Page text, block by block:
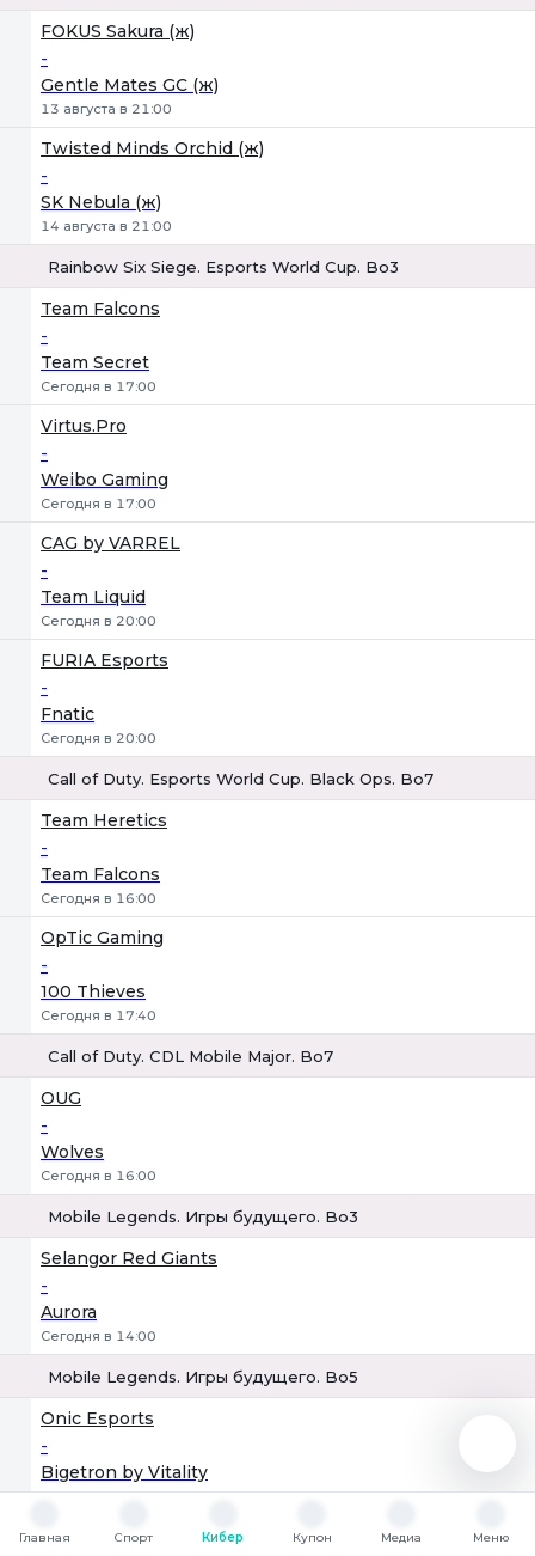
FOKUS Sakura (ж)
-
Gentle Mates GC (ж)
13 августа в 21:00
Twisted Minds Orchid (ж)
-
SK Nebula (ж)
14 августа в 21:00
Rainbow Six Siege. Esports World Cup. Bo3
Team Falcons
-
Team Secret
Сегодня в 17:00
Virtus.Pro
-
Weibo Gaming
Сегодня в 17:00
CAG by VARREL
-
Team Liquid
Сегодня в 20:00
FURIA Esports
-
Fnatic
Сегодня в 20:00
Call of Duty. Esports World Cup. Black Ops. Bo7
Team Heretics
-
Team Falcons
Сегодня в 16:00
OpTic Gaming
-
100 Thieves
Сегодня в 17:40
Call of Duty. CDL Mobile Major. Bo7
OUG
-
Wolves
Сегодня в 16:00
Mobile Legends. Игры будущего. Bo3
Selangor Red Giants
-
Aurora
Сегодня в 14:00
Mobile Legends. Игры будущего. Bo5
Onic Esports
-
Bigetron by Vitality
Сегодня в 16:00
Mobile Legends. MPL. Малайзия. Bo3
Главная
Спорт
Кибер
Купон
Медиа
Меню